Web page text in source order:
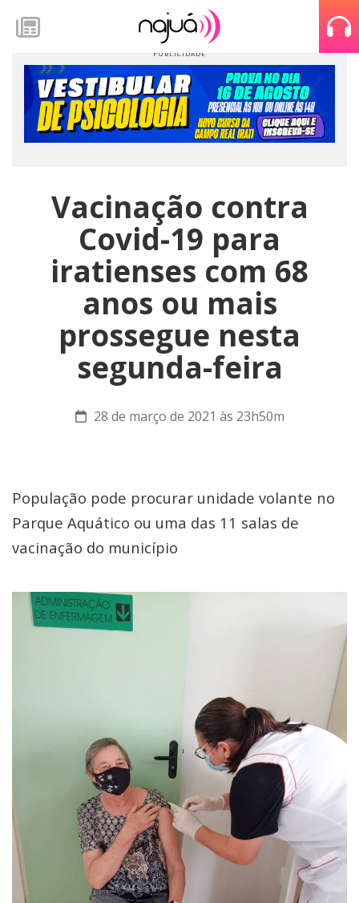
Vacinação contra
Covid-19 para
iratienses com 68
anos ou mais
prossegue nesta
segunda-feira
28 de março de 2021 às 23h50m
População pode procurar unidade volante no
Parque Aquático ou uma das 11 salas de
vacinação do município